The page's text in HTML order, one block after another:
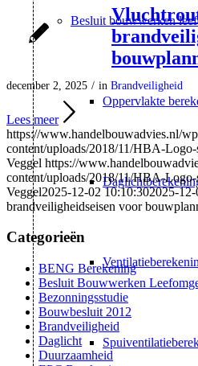
Besluit bouwwerken
Oppervlakte
december 2, 2025 / in Brandveiligheid
Lees meer
https://www.handelbouwadvies.nl/
content/uploads/2018/11/HBA-
Veggel https://
content/uploads/2018/11/HBA-
Veggel2025-12-02 10:10:302025-
brandveiligheidseisen voor
Categorieën
BENG Berekening
Besluit Bouwwerken
Bezonningsstudie
Bouwbesluit 2012
Brandveiligheid
Daglicht
Duurzaamheid